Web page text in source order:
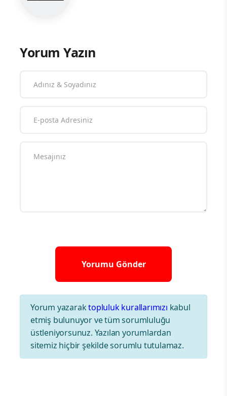
Yorum Yazın
Yorum yazaraktopluluk kurallarımızı kabul
etmiş bulunuyor ve tüm sorumluluğu
üstleniyorsunuz. Yazılan yorumlardan
sitemiz hiçbir şekilde sorumlu tutulamaz.